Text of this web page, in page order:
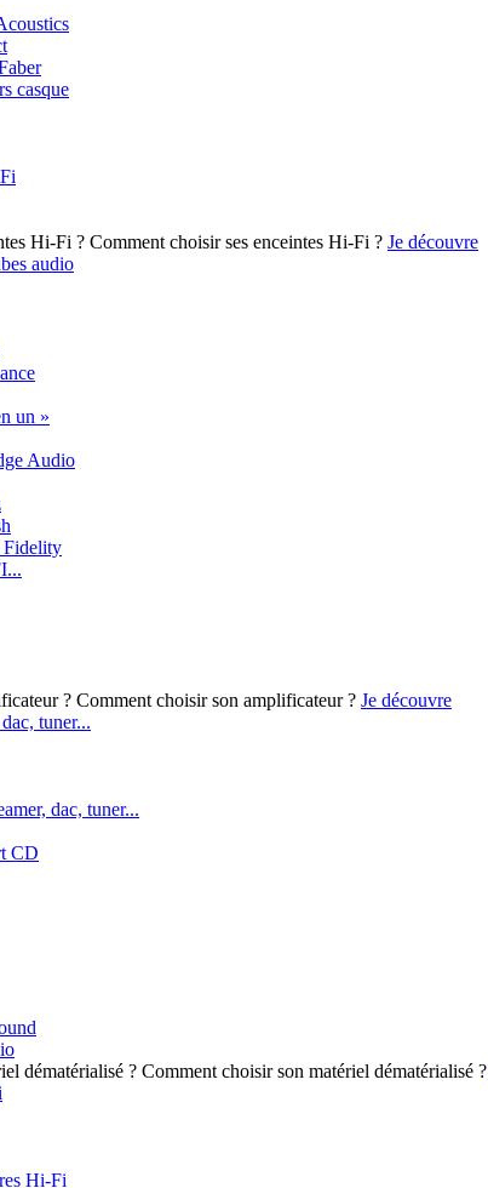
casque
Comment choisir ses enceintes Hi-Fi ? Je découvre
audio
un »
Audio
Fidelity
Comment choisir son amplificateur ? Je découvre
tuner...
dac, tuner...
CD
Comment choisir son matériel dématérialisé ?
Hi-Fi